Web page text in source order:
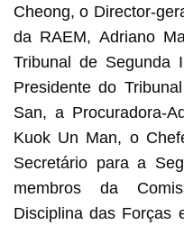
Cheong, o Director-
da RAEM, Adriano
Tribunal de Segunda
Presidente do
San, a Procuradora-
Kuok Un Man, o
Secretário para a
membros da
Disciplina das Forças